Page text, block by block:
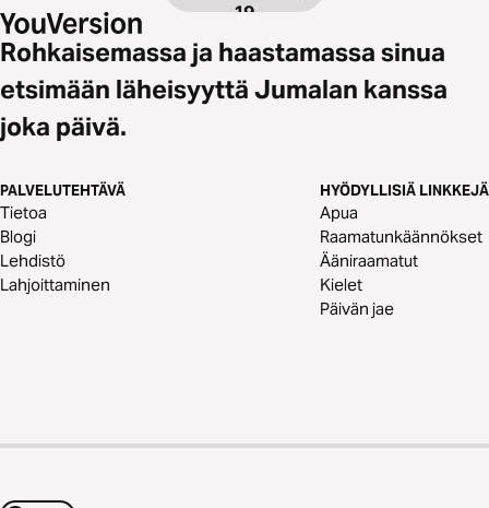
19
Rohkaisemassa ja haastamassa sinua
etsimään läheisyyttä Jumalan kanssa
joka päivä.
PALVELUTEHTÄVÄ
Tietoa
Blogi
Lehdistö
Lahjoittaminen
HYÖDYLLISIÄ LINKKEJÄ
Apua
Raamatunkäännökset
Ääniraamatut
Kielet
Päivän jae